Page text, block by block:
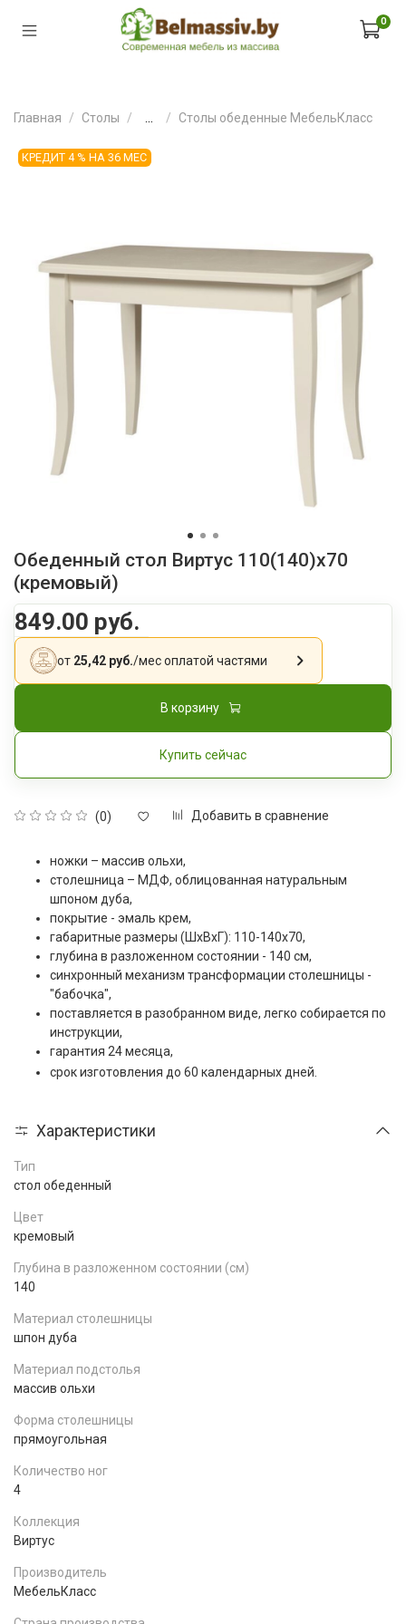
0
Главная Столы Столы обеденные МебельКласс
КРЕДИТ 4 % НА 36 МЕС
Обеденный стол Виртус 110(140)x70
(кремовый)
(0) Добавить в сравнение
849.00 руб.
от 25,42 руб./месоплатой частями
В корзину
Купить сейчас
ножки – массив ольхи,
столешница – МДФ, облицованная натуральным
шпоном дуба,
покрытие - эмаль крем,
габаритные размеры (ШxВxГ): 110-140x70,
глубина в разложенном состоянии - 140 см,
синхронный механизм трансформации столешницы -
"бабочка",
поставляется в разобранном виде, легко собирается по
инструкции,
гарантия 24 месяца,
срок изготовления до 60 календарных дней.
Характеристики
Тип
стол обеденный
Цвет
кремовый
Глубина в разложенном состоянии (см)
140
Материал столешницы
шпон дуба
Материал подстолья
массив ольхи
Форма столешницы
прямоугольная
Количество ног
4
Коллекция
Виртус
Производитель
МебельКласс